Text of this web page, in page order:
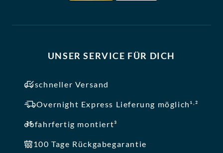
UNSER SERVICE FÜR DICH
schneller Versand
Overnight Express Lieferung möglich¹ ,²
fahrfertig montiert³
100 Tage Rückgabegarantie